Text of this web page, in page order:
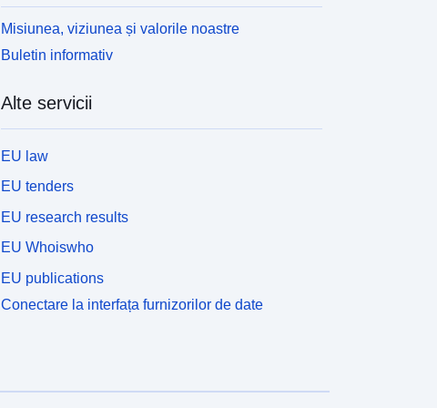
specifică landurilor este completată în permanență
cu noi anchete și analize ale datelor privind emisiile
și ale factorilor de influență. Agenția Federală de
întocmește inventarul anual al poluanților
Misiunea, viziunea și valorile noastre
Buletin informativ
Alte servicii
EU law
EU tenders
EU research results
EU Whoiswho
EU publications
Conectare la interfața furnizorilor de date